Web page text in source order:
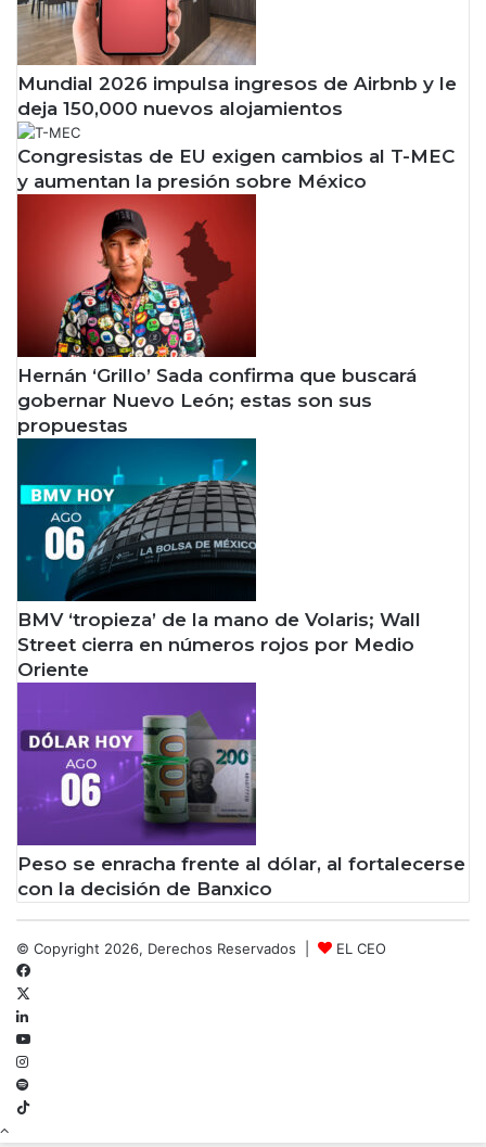
Mundial 2026 impulsa ingresos de Airbnb y le
deja 150,000 nuevos alojamientos
Congresistas de EU exigen cambios al T-MEC
y aumentan la presión sobre México
Hernán ‘Grillo’ Sada confirma que buscará
gobernar Nuevo León; estas son sus
propuestas
BMV ‘tropieza’ de la mano de Volaris; Wall
Street cierra en números rojos por Medio
Oriente
Peso se enracha frente al dólar, al fortalecerse
con la decisión de Banxico
© Copyright 2026, Derechos Reservados |
EL CEO
Spotify